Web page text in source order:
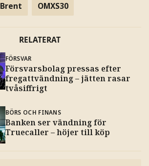
Brent OMXS30
RELATERAT
FÖRSVAR
Försvarsbolag pressas efter
fregattvändning – jätten rasar
tvåsiffrigt
BÖRS OCH FINANS
Banken ser vändning för
Truecaller – höjer till köp